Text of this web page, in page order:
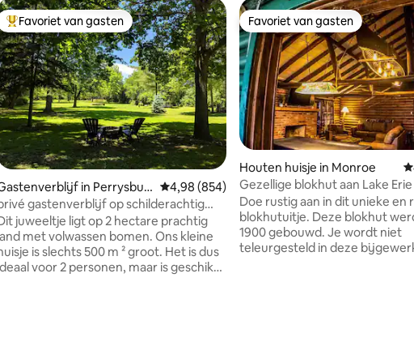
van 4,94 op 5, 403 recensies
Topfavoriet van gasten
Favoriet van gasten
in Perrysbur
Gemiddelde beoordeling van 4,98 op 5, 854
4,98 (854)
gastenverblijf op schilderachtig
juweeltje ligt op 2 hectare prachtig
met volwassen bomen. Ons kleine
is slechts 500 m ² groot. Het is dus
voor 2 personen, maar is geschikt
Favoriet van gasten
Favoriet van gasten
Houten huisje in Monroe
Gezellige blokhut aan Lake Erie
Doe rustig aan in dit unieke en
blokhutuitje. Deze blokhut
1900 gebouwd. Je wordt niet
teleurgesteld in deze